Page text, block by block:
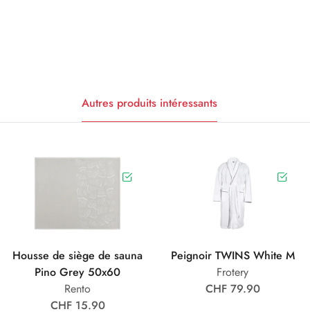
Autres produits intéressants
Housse de siège de sauna
Pino Grey 50x60
Rento
CHF 15.90
Peignoir TWINS White M
Frotery
CHF 79.90